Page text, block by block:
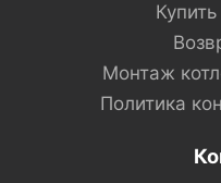
Монтаж
Политика